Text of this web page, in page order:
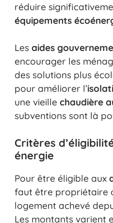
réduire
équipements
Les aides
encourager les
des solutions plus
pour améliorer l’
une vieille chaudière
subventions sont là
Critères
énergie
Pour être éligible aux
faut être propriétaire
logement achevé
Les montants varient